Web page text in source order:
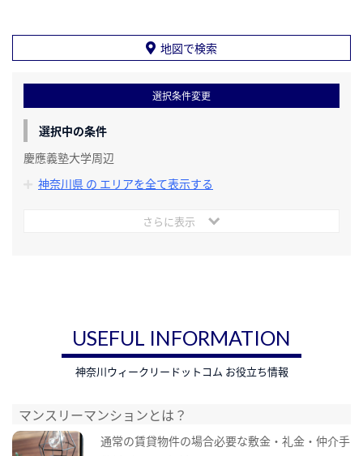
地図で検索
選択条件変更
選択中の条件
慶應義塾大学周辺
神奈川県 の エリアを全て表示する
さらに表示
USEFUL INFORMATION
神奈川ウィークリードットコム お役立ち情報
マンスリーマンションとは？
通常の賃貸物件の場合必要な敷金・礼金・仲介手